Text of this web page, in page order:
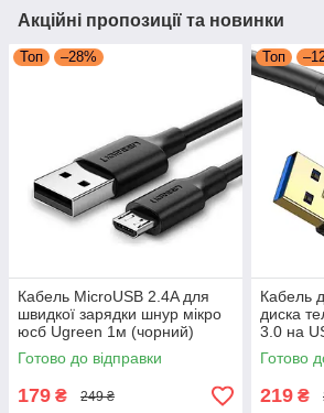
Акційні пропозиції та новинки
Топ –28%
Кабель MicroUSB 2.4A для
швидкої зарядки шнур мікро
юсб Ugreen 1м (чорний)
Готово до відправки
179 ₴ 249 ₴
Топ
Кабель
диска
3.0 на
US130
Готово
219 ₴